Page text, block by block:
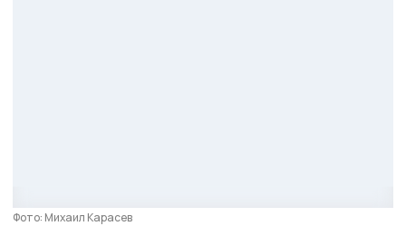
Фото: Михаил Карасев